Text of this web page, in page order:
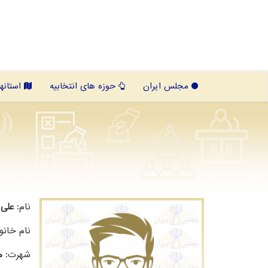
مجلس ایران حوزه های انتخابیه
نام: علی
نام
شهرت: